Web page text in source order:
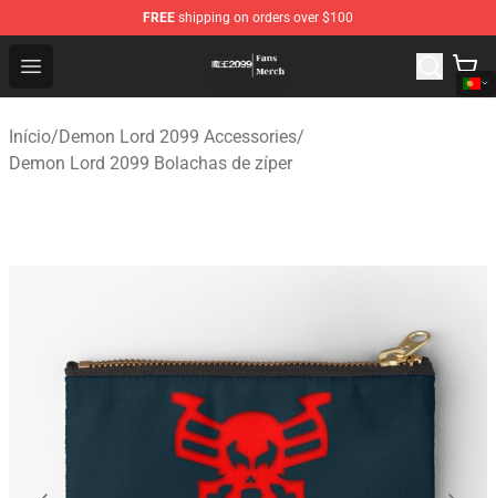
FREE shipping on orders over $100
Open menu
Demon Lord 2099 Store - Official Demon Lord 2099
Início/Demon Lord 2099 Accessories/
Demon Lord 2099 Bolachas de zíper